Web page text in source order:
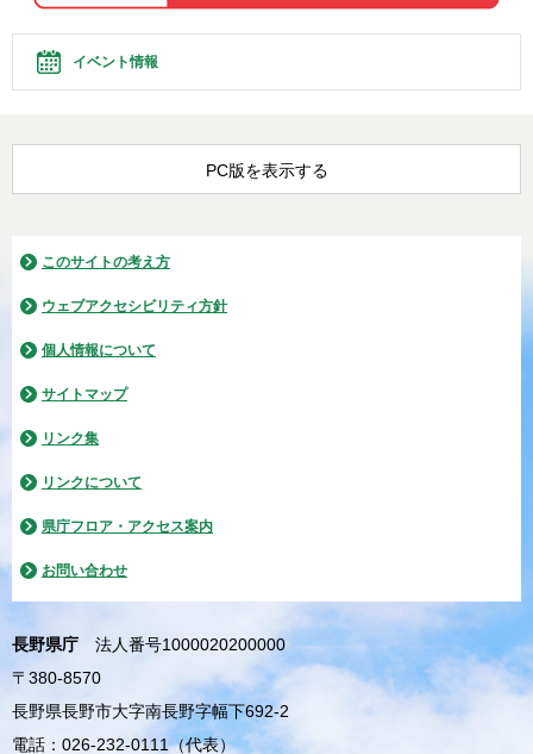
イベント情報
PC版を表示する
このサイトの考え方
ウェブアクセシビリティ方針
個人情報について
サイトマップ
リンク集
リンクについて
県庁フロア・アクセス案内
お問い合わせ
長野県庁
法人番号1000020200000
〒380-8570
長野県長野市大字南長野字幅下692-2
電話：026-232-0111（代表）